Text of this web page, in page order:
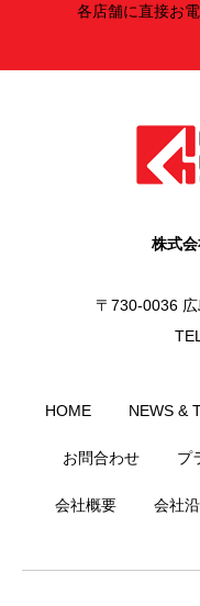
各店舗に直接お
株式
〒730-0036
HOME NEWS &
お問合わせ プ
会社概要 会社